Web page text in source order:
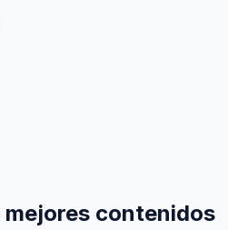
contenidos